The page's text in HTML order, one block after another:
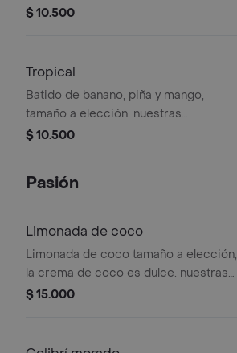
nuestras preparaciones se
realizar modificaciones en los
ingredientes
$ 10.500
Tropical
Batido de banano, piña y mango,
tamaño a elección. nuestras
preparaciones se encuentran
ingredientes
$ 10.500
Pasión
Limonada de coco
Limonada de coco tamaño a elección,
la crema de coco es dulce. nuestras
preparaciones se encuentran
ingredientes.
$ 15.000